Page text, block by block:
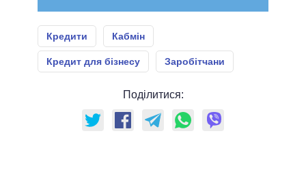
Кредити Кабмін
Кредит для бізнесу Заробітчани
Поділитися: